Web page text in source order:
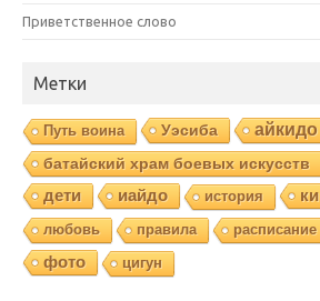
Приветственное слово
Метки
Путь воина Уэсиба айкидо
батайский храм боевых искусств
дети
иайдо история ки
любовь правила расписание
фото цигун